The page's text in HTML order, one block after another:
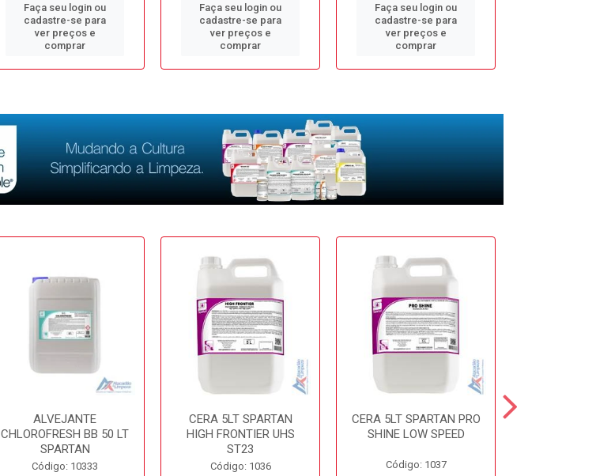
Faça seu login ou
cadastre-se para
ver preços e
comprar
Faça seu login ou
cadastre-se para
ver preços e
comprar
Faça seu login ou
cadastre-se para
ver preços e
comprar
ALVEJANTE
CHLOROFRESH BB 50 LT
SPARTAN
Código: 10333
CERA 5LT SPARTAN
HIGH FRONTIER UHS
ST23
Código: 1036
CERA 5LT SPARTAN PRO
SHINE LOW SPEED
Código: 1037